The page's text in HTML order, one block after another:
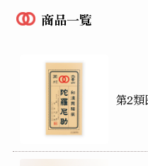
商品一覧
第2